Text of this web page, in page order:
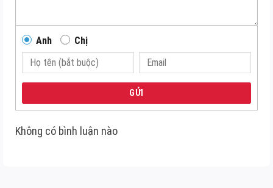
Anh Chị
GỬI
Không có bình luận nào